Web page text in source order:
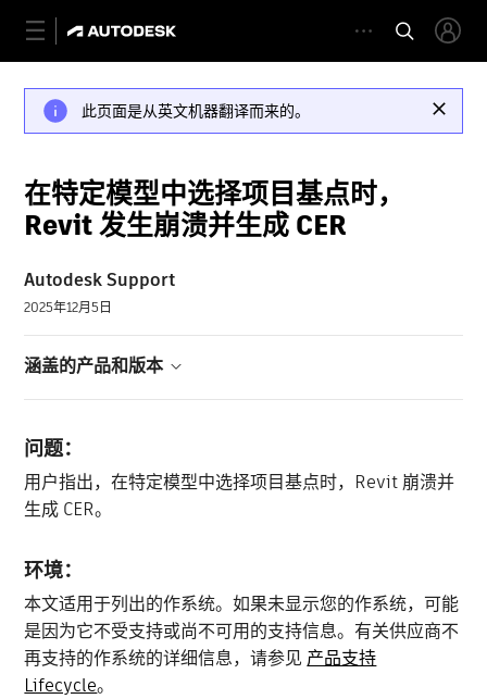
此页面是从英文机器翻译而来的。
在特定模型中选择项目基点时，
Revit 发生崩溃并生成 CER
Autodesk Support
2025年12月5日
涵盖的产品和版本
问题：
用户指出，在特定模型中选择项目基点时，Revit 崩溃并
生成 CER。
环境：
本文适用于列出的作系统。如果未显示您的作系统，可能
是因为它不受支持或尚不可用的支持信息。有关供应商不
再支持的作系统的详细信息，请参见 产品支持
Lifecycle。